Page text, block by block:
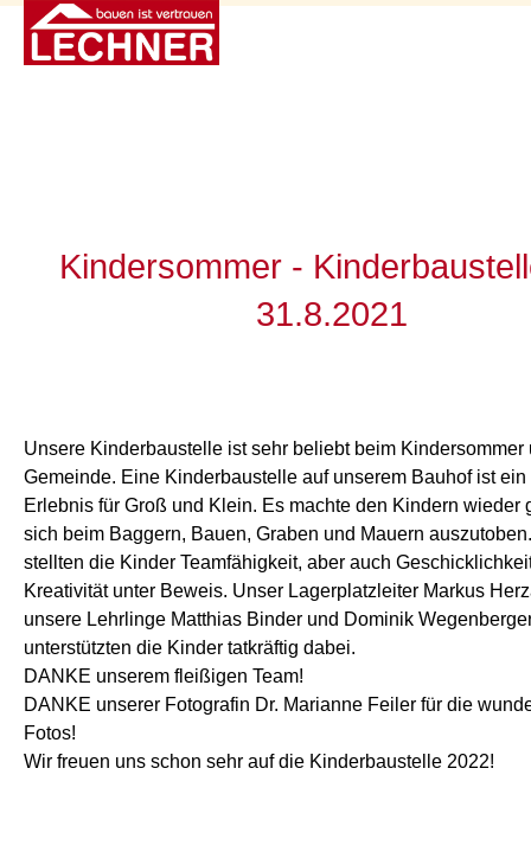
Kindersommer -
31.8.2021
Unsere Kinderbaustelle ist sehr beliebt beim Kindersommer
Gemeinde. Eine Kinderbaustelle auf unserem Bauhof ist
Erlebnis für Groß und Klein. Es machte den Kindern wieder
sich beim Baggern, Bauen, Graben und Mauern
stellten die Kinder Teamfähigkeit, aber auch
Kreativität unter Beweis. Unser Lagerplatzleiter Markus
unsere Lehrlinge Matthias Binder und Dominik
unterstützten die Kinder tatkräftig dabei.
DANKE unserem fleißigen Team!
DANKE unserer Fotografin Dr. Marianne Feiler für die
Fotos!
Wir freuen uns schon sehr auf die Kinderbaustelle 2022!